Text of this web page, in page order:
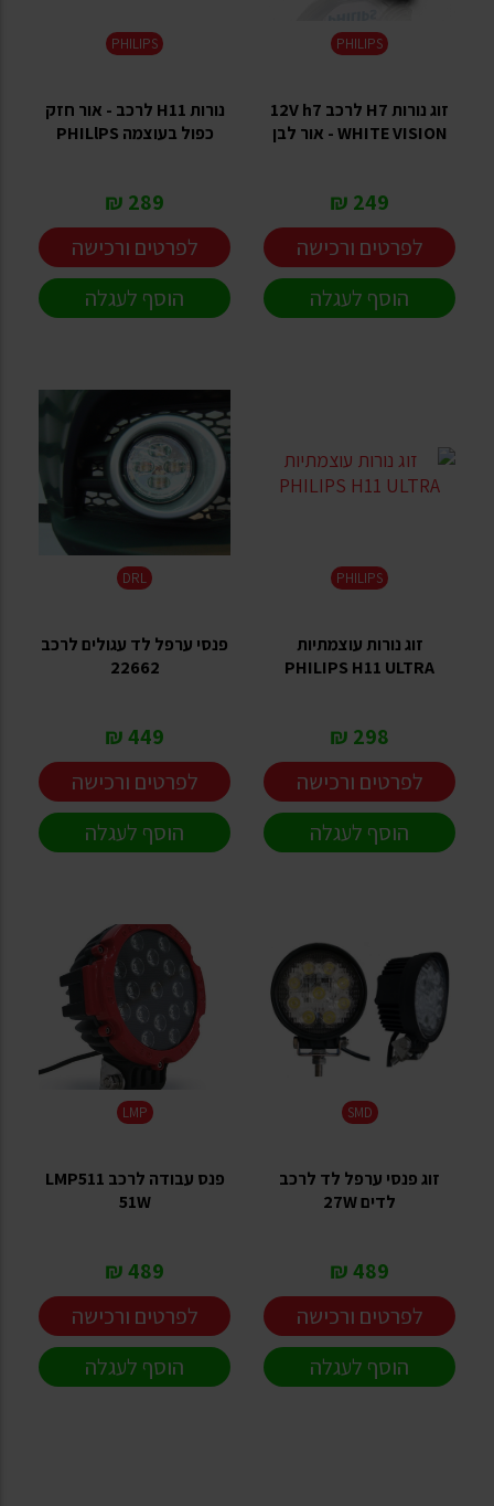
PHILIPS
זוג נורות H7 לרכב 12V h7
WHITE VISION - אור לבן
249 ₪
לפרטים ורכישה
הוסף לעגלה
PHILIPS
נורות H11 לרכב - אור חזק
כפול בעוצמה PHILlPS
289 ₪
לפרטים ורכישה
הוסף לעגלה
PHILIPS
זוג נורות עוצמתיות
PHILIPS H11 ULTRA
298 ₪
לפרטים ורכישה
הוסף לעגלה
DRL
פנסי ערפל לד עגולים לרכב
22662
449 ₪
לפרטים ורכישה
הוסף לעגלה
SMD
זוג פנסי ערפל לד לרכב
לדים 27W
489 ₪
לפרטים ורכישה
הוסף לעגלה
LMP
פנס עבודה לרכב LMP511
51W
489 ₪
לפרטים ורכישה
הוסף לעגלה